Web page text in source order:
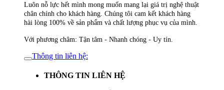
Luôn nỗ lực hết mình mong muốn mang lại giá trị nghệ thuật
chân chính cho khách hàng. Chúng tôi cam kết khách hàng
hài lòng 100% về sản phẩm và chất lượng phục vụ của mình.
Với phương châm: Tận tâm - Nhanh chóng - Uy tín.
Thông tin liên hệ:
THÔNG TIN LIÊN HỆ